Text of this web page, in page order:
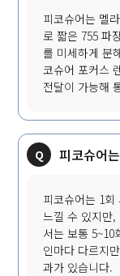
피코슈어는 멜
로 짧은 755 파
를 미세하게 분
코슈어 포커스
전달이 가능해
피코슈어
피코슈어는 1회
느낄 수 있지만,
서는 보통 5~10
인마다 다르지
과가 있습니다.